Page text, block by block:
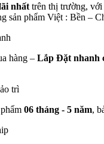
nhất trên thị trường,
sản phẩm Việt : Bền –
hàng – Lắp Đặt nhanh
06 tháng - 5 năm,